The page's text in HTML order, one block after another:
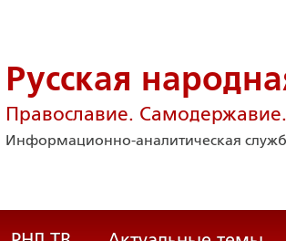
Русская
Православие.
Информационно-аналитическая